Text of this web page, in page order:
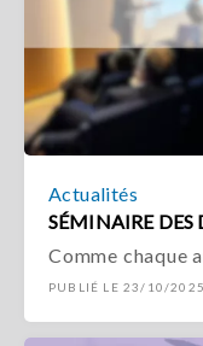
Actualités
SÉMINAIRE DES
Comme chaque
PUBLIÉ LE 23/10/2025